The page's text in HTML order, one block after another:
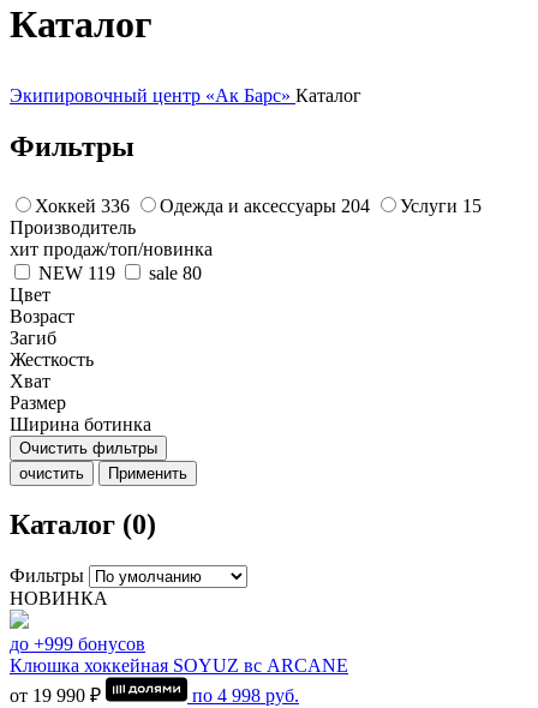
Каталог
Экипировочный центр «Ак Барс» Каталог
Фильтры
Хоккей 336 Одежда и аксессуары 204 Услуги 15
Производитель
хит продаж/топ/новинка
NEW 119 sale 80
Цвет
Возраст
Загиб
Жесткость
Хват
Размер
Ширина ботинка
Очистить фильтры
очистить
Применить
Каталог (0)
Фильтры
НОВИНКА
до +999 бонусов
Клюшка хоккейная SOYUZ вс ARCANE
от 19 990 ₽
по 4 998 руб.